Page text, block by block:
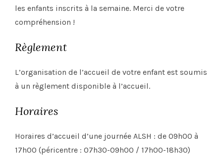
les enfants inscrits à la semaine. Merci de votre
compréhension !
Règlement
L’organisation de l’accueil de votre enfant est soumis
à un règlement disponible à l’accueil.
Horaires
Horaires d’accueil d’une journée ALSH : de 09h00 à
17h00 (péricentre : 07h30-09h00 / 17h00-18h30)